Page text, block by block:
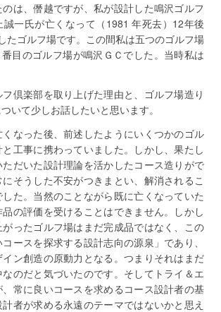
は、僭越ですが、私が設計した鳴沢ゴルフ
一氏が亡くなって（1981 年死去）12年後
たゴルフ場です。この間私は五つのゴルフ場
目のゴルフ場が鳴沢ＧＣでした。当時私は
倶楽部を取り上げた理由と、ゴルフ場造り
いて少しお話したいと思います。
なった後、前述したようにいくつかのゴル
工事に携わっていました。しかし、果たし
だいた設計理論を活かしたコース造りがで
そうした不安がつきまとい、解消されるこ
た。当然のことながら既に亡くなっていた
の評価を受けることはできません。しかし
ったゴルフ場はまだ完成品ではなく、この
ースを探求する設計志向の源泉」であり、
ン創造の原動力となる。つまりそれはまだ
のだと気づいたのです。そしてトライ＆エ
常に良いコースを求めるコース設計者の基
者が求める永遠のテーマではないかと思え